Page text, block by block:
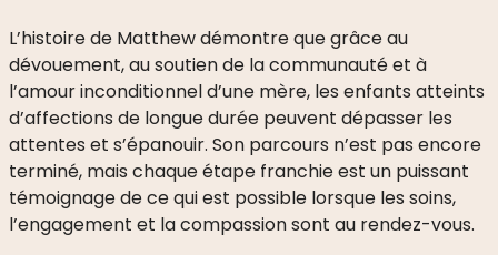
L’histoire de Matthew démontre que grâce au
dévouement, au soutien de la communauté et à
l’amour inconditionnel d’une mère, les enfants atteints
d’affections de longue durée peuvent dépasser les
attentes et s’épanouir. Son parcours n’est pas encore
terminé, mais chaque étape franchie est un puissant
témoignage de ce qui est possible lorsque les soins,
l’engagement et la compassion sont au rendez-vous.